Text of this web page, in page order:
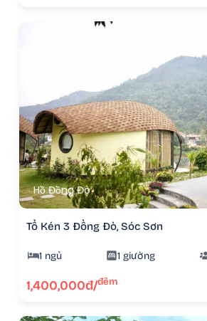
Hồ Đồng Đò
Tổ Kén 3 Đồng Đò, Sóc Sơn
1 ngủ 1 giường
1,400,000đ/đêm